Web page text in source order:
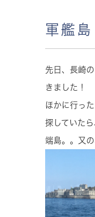
軍艦島
先日、長崎
きました！
ほかに行っ
探していた
端島。。又